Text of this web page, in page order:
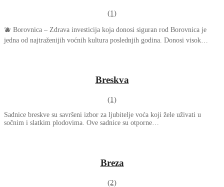
(1)
🫐 Borovnica – Zdrava investicija koja donosi siguran rod Borovnica je
jedna od najtraženijih voćnih kultura poslednjih godina. Donosi visok…
Breskva
(1)
Sadnice breskve su savršeni izbor za ljubitelje voća koji žele uživati u
sočnim i slatkim plodovima. Ove sadnice su otporne…
Breza
(2)